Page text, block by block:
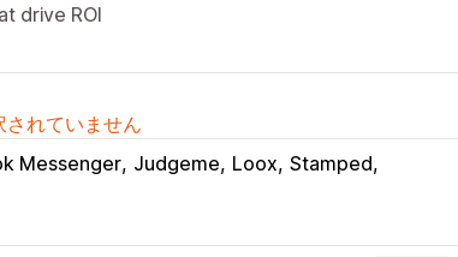
drive ROI
されていません
Messenger Judgeme Loox Stamped